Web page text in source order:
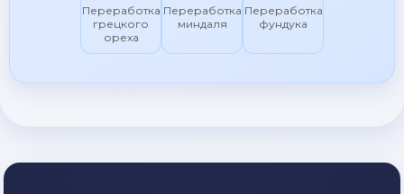
Переработка
грецкого
ореха
Переработка
миндаля
Переработка
фундука